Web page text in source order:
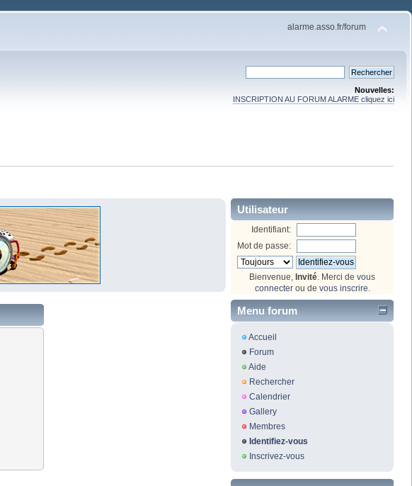
alarme.asso.fr/forum
Nouvelles:
INSCRIPTION AU FORUM ALARME cliquez ici
Utilisateur
Identifiant:
Mot de passe:
Bienvenue, Invité . Merci de vous
connecterou de vous inscrire
Menu forum
Accueil
Forum
Aide
Rechercher
Calendrier
Gallery
Membres
Identifiez-vous
Inscrivez-vous